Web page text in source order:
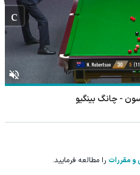
(تکنولوژی آلمان)
◂پرسشنامه▸
فوری
یخ!
یک میلیون تخفیف |
ارسال از داروخانه های
معتبر
- چانگ بینگیو
و مقررات را مطالعه فرمایید.